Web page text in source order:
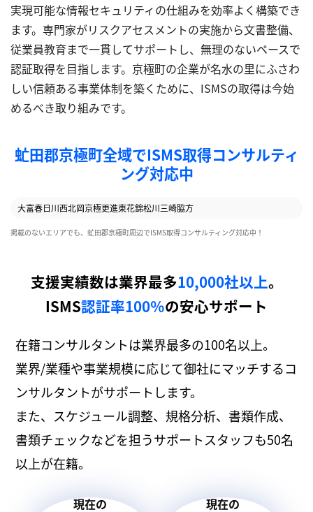
実現可能な情報セキュリティの仕組みを効率よく構築でき
ます。専門家がリスクアセスメントの実施から文書整備、
従業員教育まで一貫してサポートし、無理のないペースで
認証取得を目指します。京極町の企業が名水の里にふさわ
しい信頼ある事業体制を築くために、ISMSの取得は今始
めるべき取り組みです。
虻田郡京極町全域でISMS取得コンサルティ
ング対応中
大富春日川西北岡京極更進東花錦松川三崎脇方
掲載のないエリアでも、虻田郡京極町周辺でISMS取得コンサルティング対応中！
支援実績数は業界最多10,000社以上。
ISMS認証率100％の安心サポート
在籍コンサルタントは業界最多の100名以上。
業界/業種や事業規模に応じて御社にマッチするコ
ンサルタントがサポートします。
また、スケジュール調整、規格分析、書類作成、
書類チェックなどを担うサポートスタッフも50名
以上が在籍。
現在の 現在の